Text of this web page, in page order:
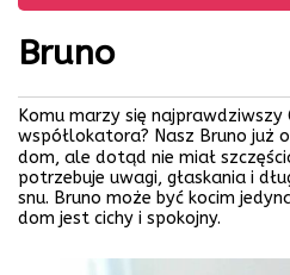
Bruno
Komu marzy się
współlokatora? Nasz Bruno już
dom, ale dotąd nie miał
potrzebuje uwagi, głaskania i
snu. Bruno może być kocim
dom jest cichy i spokojny.